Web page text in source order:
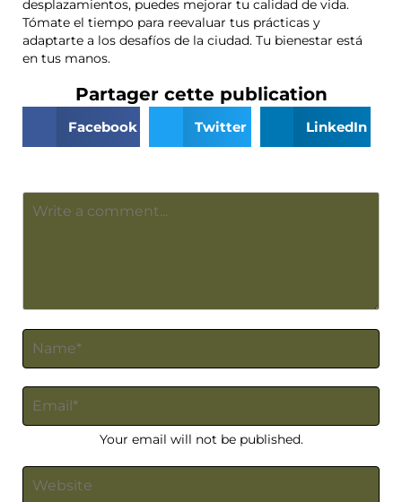
desplazamientos, puedes mejorar tu calidad de vida.
Tómate el tiempo para reevaluar tus prácticas y
adaptarte a los desafíos de la ciudad. Tu bienestar está
en tus manos.
Partager cette publication
Facebook Twitter LinkedIn
Your email will not be published.